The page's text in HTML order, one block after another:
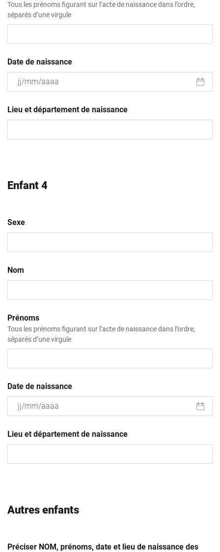
Tous les prénoms figurant sur l’acte de naissance dans l’ordre,
séparés d’une virgule
Date de naissance
slash
MM
Lieu et département de naissance
Enfant 4
Sexe
Nom
Prénoms
Tous les prénoms figurant sur l’acte de naissance dans l’ordre,
séparés d’une virgule
Date de naissance
slash
MM
Lieu et département de naissance
Autres enfants
Préciser NOM, prénoms, date et lieu de naissance des